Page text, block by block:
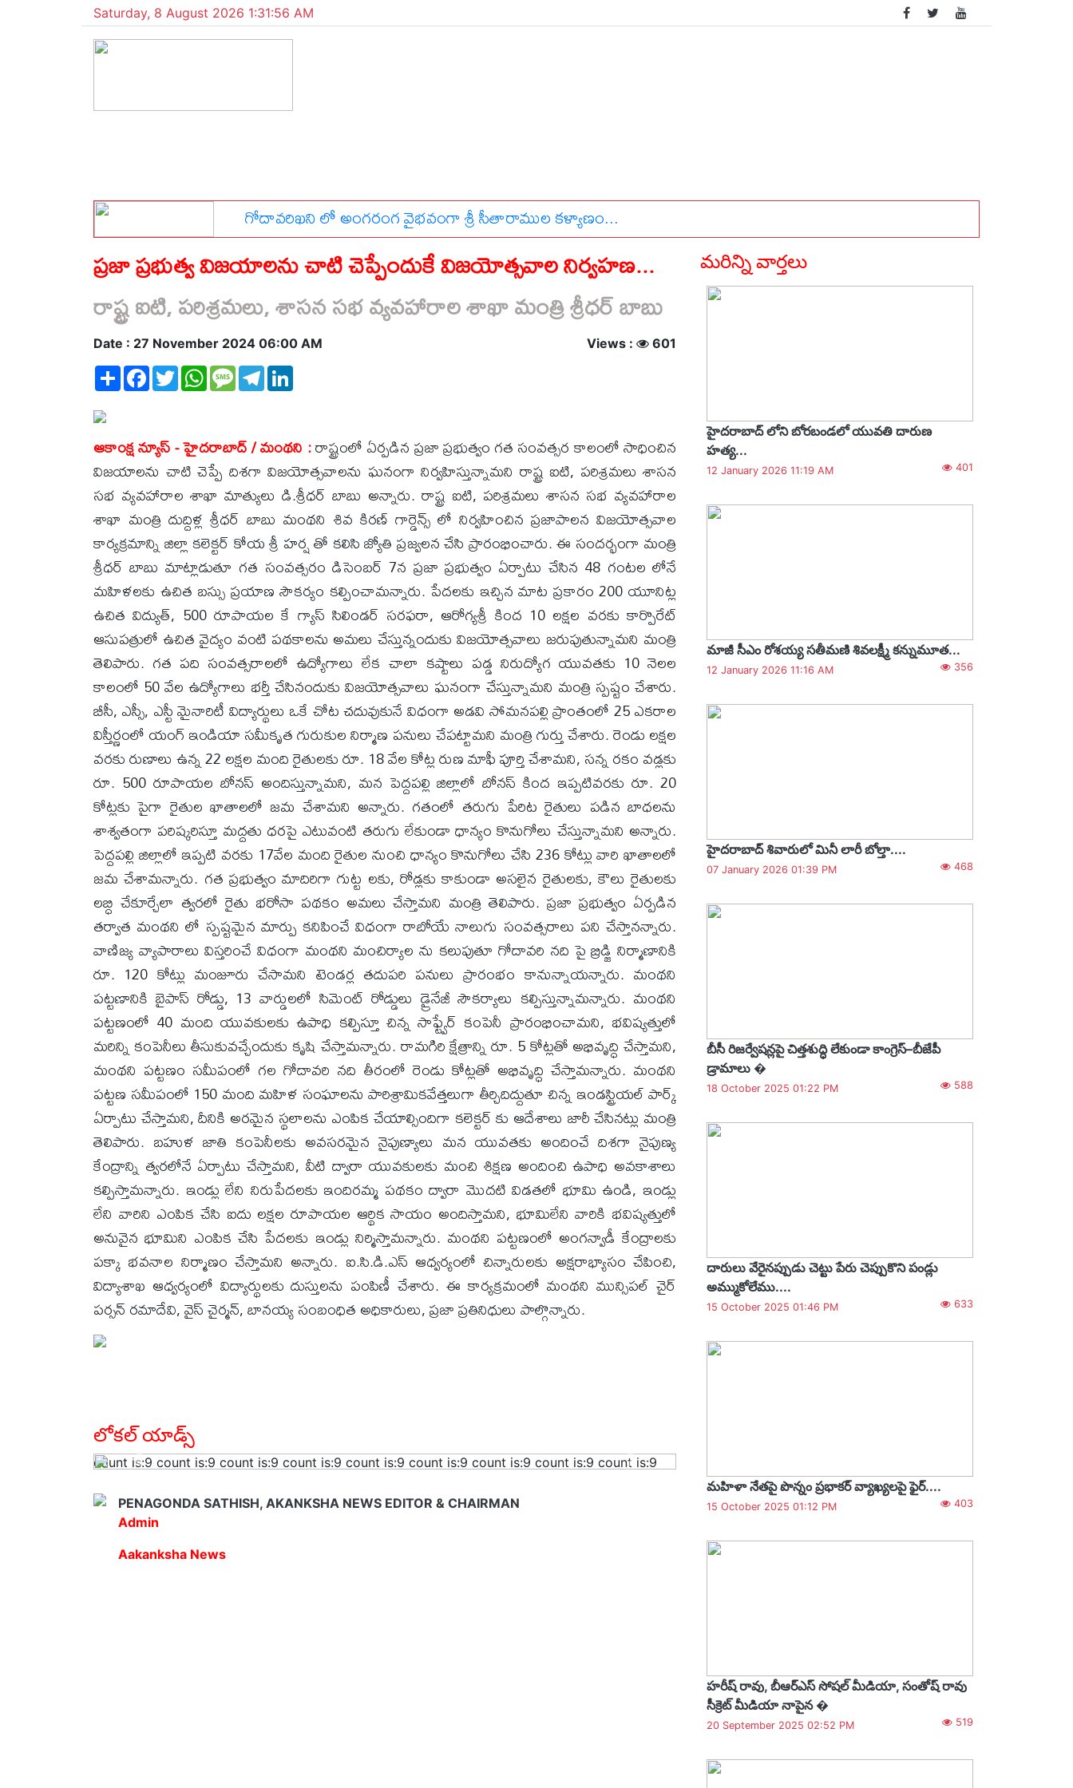
Saturday, 8 August 2026 1:31:57 AM
బ్రతకడానికి వచ్చిన వ్యక్తికి ప్రభుత్వ సలహాదారుడి పదవి ఇవ్వడం సరైనదేనా..? రేవంత్ రెడ్డిని ఎదిరించి పోరాటం చేస్తాను...
ప్రజా ప్రభుత్వ విజయాలను చాటి చెప్పేందుకే విజయోత్సవాల నిర్వహణ...
రాష్ట్ర ఐటి, పరిశ్రమలు, శాసన సభ వ్యవహారాల శాఖా మంత్రి శ్రీధర్ బాబు
Date : 27 November 2024 06:00 AM Views :
601
ShareFacebook
TwitterWhatsApp
MessageTelegram
ఆకాంక్ష న్యూస్ - హైదరాబాద్ / మంథని :రాష్ట్రంలో ఏర్పడిన ప్రజా ప్రభుత్వం గత సంవత్సర కాలంలో సాధించిన
విజయాలను చాటి చెప్పే దిశగా విజయోత్సవాలను ఘనంగా నిర్వహిస్తున్నామని రాష్ట్ర ఐటి, పరిశ్రమలు శాసన
సభ వ్యవహారాల శాఖా మాత్యులు డి.శ్రీధర్ బాబు అన్నారు. రాష్ట్ర ఐటి, పరిశ్రమలు శాసన సభ వ్యవహారాల
శాఖా మంత్రి దుద్దిళ్ల శ్రీధర్ బాబు మంథని శివ కిరణ్ గార్డెన్స్ లో నిర్వహించిన ప్రజాపాలన విజయోత్సవాల
కార్యక్రమాన్ని జిల్లా కలెక్టర్ కోయ శ్రీ హర్ష తో కలిసి జ్యోతి ప్రజ్వలన చేసి ప్రారంభించారు. ఈ సందర్భంగా మంత్రి
శ్రీధర్ బాబు మాట్లాడుతూ గత సంవత్సరం డిసెంబర్ 7న ప్రజా ప్రభుత్వం ఏర్పాటు చేసిన 48 గంటల లోనే
మహిళలకు ఉచిత బస్సు ప్రయాణ సౌకర్యం కల్పించామన్నారు. పేదలకు ఇచ్చిన మాట ప్రకారం 200 యూనిట్ల
ఉచిత విద్యుత్, 500 రూపాయల కే గ్యాస్ సిలిండర్ సరఫరా, ఆరోగ్యశ్రీ కింద 10 లక్షల వరకు కార్పొరేట్
ఆసుపత్రులో ఉచిత వైద్యం వంటి పథకాలను అమలు చేస్తున్నందుకు విజయోత్సవాలు జరుపుతున్నామని మంత్రి
తెలిపారు. గత పది సంవత్సరాలలో ఉద్యోగాలు లేక చాలా కష్టాలు పడ్డ నిరుద్యోగ యువతకు 10 నెలల
కాలంలో 50 వేల ఉద్యోగాలు భర్తీ చేసినందుకు విజయోత్సవాలు ఘనంగా చేస్తున్నామని మంత్రి స్పష్టం చేశారు.
బీసీ, ఎస్సీ, ఎస్టీ మైనారిటీ విద్యార్థులు ఒకే చోట చదువుకునే విధంగా అడవి సోమనపల్లి ప్రాంతంలో 25 ఎకరాల
విస్తీర్ణంలో యంగ్ ఇండియా సమీకృత గురుకుల నిర్మాణ పనులు చేపట్టామని మంత్రి గుర్తు చేశారు. రెండు లక్షల
వరకు రుణాలు ఉన్న 22 లక్షల మంది రైతులకు రూ. 18 వేల కోట్ల రుణ మాఫీ పూర్తి చేశామని, సన్న రకం వడ్లకు
రూ. 500 రూపాయల బోనస్ అందిస్తున్నామని, మన పెద్దపల్లి జిల్లాలో బోనస్ కింద ఇప్పటివరకు రూ. 20
కోట్లకు పైగా రైతుల ఖాతాలలో జమ చేశామని అన్నారు. గతంలో తరుగు పేరిట రైతులు పడిన బాధలను
శాశ్వతంగా పరిష్కరిస్తూ మద్దతు ధరపై ఎటువంటి తరుగు లేకుండా ధాన్యం కొనుగోలు చేస్తున్నామని అన్నారు.
పెద్దపల్లి జిల్లాలో ఇప్పటి వరకు 17వేల మంది రైతుల నుంచి ధాన్యం కొనుగోలు చేసి 236 కోట్లు వారి ఖాతాలలో
జమ చేశామన్నారు. గత ప్రభుత్వం మాదిరిగా గుట్ట లకు, రోడ్లకు కాకుండా అసలైన రైతులకు, కౌలు రైతులకు
లబ్ధి చేకూర్చేలా త్వరలో రైతు భరోసా పథకం అమలు చేస్తామని మంత్రి తెలిపారు. ‌ప్రజా ప్రభుత్వం ఏర్పడిన
తర్వాత మంథని లో స్పష్టమైన మార్పు కనిపించే విధంగా రాబోయే నాలుగు సంవత్సరాలు పని చేస్తానన్నారు.
వాణిజ్య వ్యాపారాలు విస్తరించే విధంగా మంథని మంచిర్యాల ను కలుపుతూ గోదావరి నది పై బ్రిడ్జి నిర్మాణానికి
రూ. 120 కోట్లు మంజూరు చేసామని టెండర్ల తదుపరి పనులు ప్రారంభం కానున్నాయన్నారు. మంథని
పట్టణానికి బైపాస్ రోడ్డు, 13 వార్డులలో సిమెంట్ రోడ్డులు డ్రైనేజీ సౌకర్యాలు కల్పిస్తున్నామన్నారు. మంథని
పట్టణంలో 40 మంది యువకులకు ఉపాధి కల్పిస్తూ చిన్న సాఫ్ట్వేర్ కంపెనీ ప్రారంభించామని, భవిష్యత్తులో
మరిన్ని కంపెనీలు తీసుకువచ్చేందుకు కృషి చేస్తామన్నారు. రామగిరి క్షేత్రాన్ని రూ. 5 కోట్లతో అభివృద్ధి చేస్తామని,
మంథని పట్టణం సమీపంలో గల గోదావరి నది తీరంలో రెండు కోట్లతో అభివృద్ధి చేస్తామన్నారు. మంథని
పట్టణ సమీపంలో 150 మంది మహిళ సంఘాలను పారిశ్రామికవేత్తలుగా తీర్చిదిద్దుతూ చిన్న ఇండస్ట్రియల్ పార్క్
ఏర్పాటు చేస్తామని, దీనికి అరమైన స్థలాలను ఎంపిక చేయాల్సిందిగా కలెక్టర్ కు ఆదేశాలు జారీ చేసినట్లు మంత్రి
తెలిపారు. బహుళ జాతి కంపెనీలకు అవసరమైన నైపుణ్యాలు మన యువతకు అందించే దిశగా నైపుణ్య
కేంద్రాన్ని త్వరలోనే ఏర్పాటు చేస్తామని, వీటి ద్వారా యువకులకు మంచి శిక్షణ అందించి ఉపాధి అవకాశాలు
కల్పిస్తామన్నారు. ఇండ్లు లేని నిరుపేదలకు ఇందిరమ్మ పథకం ద్వారా మొదటి విడతలో భూమి ఉండి, ఇండ్లు
లేని వారిని ఎంపిక చేసి ఐదు లక్షల రూపాయల ఆర్థిక సాయం అందిస్తామని, భూమిలేని వారికి భవిష్యత్తులో
అనువైన భూమిని ఎంపిక చేసి పేదలకు ఇండ్లు నిర్మిస్తామన్నారు. మంథని పట్టణంలో అంగన్వాడీ కేంద్రాలకు
పక్కా భవనాల నిర్మాణం చేస్తామని అన్నారు. ఐ.సి.డి.ఎస్ ఆధ్వర్యంలో చిన్నారులకు అక్షరాభ్యాసం చేపించి,
విద్యాశాఖ ఆధ్వర్యంలో విద్యార్థులకు దుస్తులను పంపిణీ చేశారు. ఈ కార్యక్రమంలో మంథని మున్సిపల్ చైర్
పర్సన్ రమాదేవి, వైస్ చైర్మన్, బానయ్య సంబంధిత అధికారులు, ప్రజా ప్రతినిధులు పాల్గొన్నారు.
లోకల్ యాడ్స్
count is:9 count is:9 count is:9 count is:9 count is:9 count is:9 count is:9 count is:9 count is:9
PENAGONDA SATHISH, AKANKSHA NEWS EDITOR & CHAIRMAN
Admin
Aakanksha News
మరిన్ని వార్తలు
హైదరాబాద్ లోని బోరబండలో యువతి దారుణ
హత్య...
12 January 2026 11:19 AM 401
మాజీ సీఎం రోశయ్య సతీమణి శివలక్ష్మీ కన్నుమూత...
12 January 2026 11:16 AM 356
హైదరాబాద్‌ శివారులో మినీ లారీ బోల్తా....
07 January 2026 01:39 PM 468
బీసీ రిజర్వేషన్లపై చిత్తశుద్ధి లేకుండా కాంగ్రెస్–బీజేపీ
డ్రామాలు �
18 October 2025 01:22 PM 588
దారులు వేరైనప్పుడు చెట్టు పేరు చెప్పుకొని పండ్లు
అమ్ముకోలేము....
15 October 2025 01:46 PM 633
మహిళా నేతపై పొన్నం ప్రభాకర్ వ్యాఖ్యలపై ఫైర్....
15 October 2025 01:12 PM 403
హరీష్ రావు, బీఆర్ఎస్ సోషల్ మీడియా, సంతోష్ రావు
సీక్రెట్ మీడియా నాపైన �
20 September 2025 02:52 PM 519